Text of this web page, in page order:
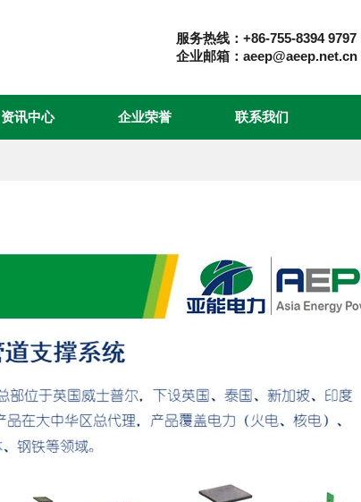
服务热线：+86-755-8394 9797
企业邮箱：aeep@aeep.net.cn
资讯中心 企业荣誉 联系我们